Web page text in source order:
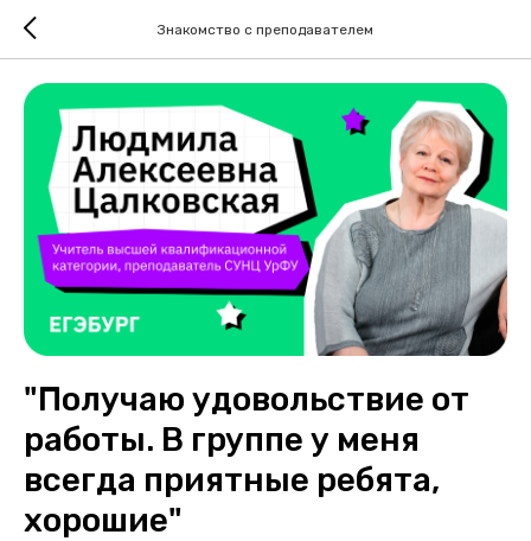
Знакомство с преподавателем
"Получаю удовольствие от
работы. В группе у меня
всегда приятные ребята,
хорошие"